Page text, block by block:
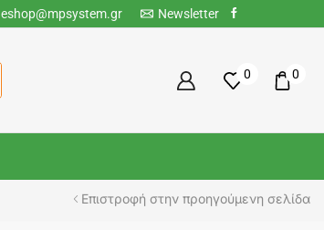
eshop@mpsystem.gr Newsletter
0 0
Επιστροφή στην προηγούμενη σελίδα